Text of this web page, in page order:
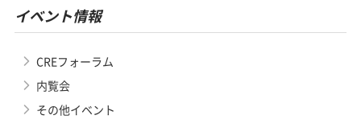
イベント情報
CREフォーラム
内覧会
その他イベント